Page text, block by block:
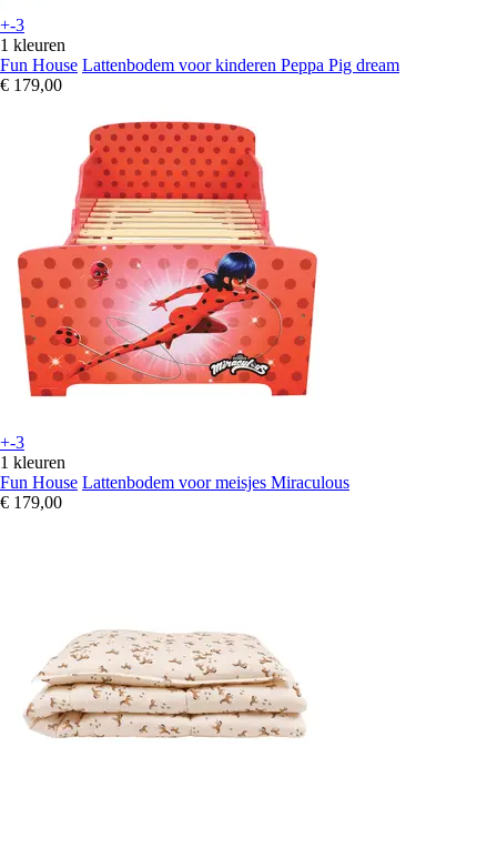
+-3
1 kleuren
Fun House Lattenbodem voor kinderen Peppa Pig dream
€ 179,00
+-3
1 kleuren
Fun House Lattenbodem voor meisjes Miraculous
€ 179,00